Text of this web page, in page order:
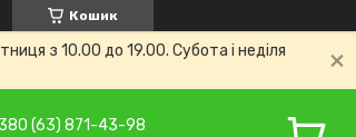
Кошик
з 10.00 до 19.00. Субота і неділя
(63) 871-43-98